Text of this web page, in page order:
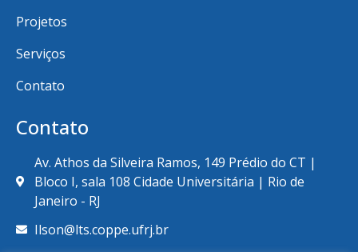
Projetos
Serviços
Contato
Contato
Av. Athos da Silveira Ramos, 149 Prédio do CT |
Bloco I, sala 108 Cidade Universitária | Rio de
Janeiro - RJ
Ilson@lts.coppe.ufrj.br